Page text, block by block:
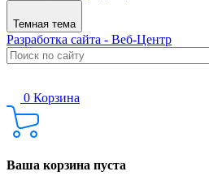
Темная тема
Разработка сайта - Веб-Центр
0 Корзина
Ваша корзина пуста